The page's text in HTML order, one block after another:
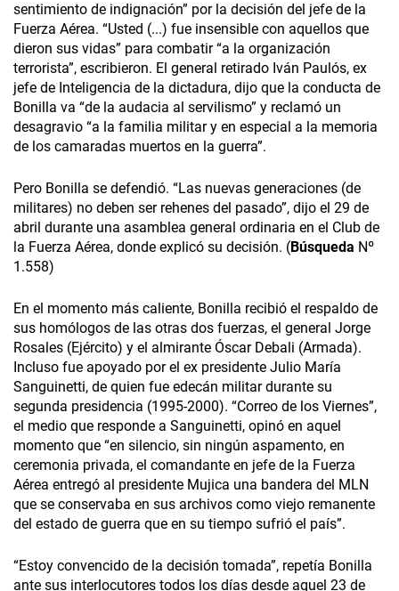
sentimiento de indignación” por la decisión del jefe de la
Fuerza Aérea. “Usted (...) fue insensible con aquellos que
dieron sus vidas” para combatir “a la organización
terrorista”, escribieron. El general retirado Iván Paulós, ex
jefe de Inteligencia de la dictadura, dijo que la conducta de
Bonilla va “de la audacia al servilismo” y reclamó un
desagravio “a la familia militar y en especial a la memoria
de los camaradas muertos en la guerra”.
Pero Bonilla se defendió. “Las nuevas generaciones (de
militares) no deben ser rehenes del pasado”, dijo el 29 de
abril durante una asamblea general ordinaria en el Club de
la Fuerza Aérea, donde explicó su decisión. (Búsqueda Nº
1.558)
En el momento más caliente, Bonilla recibió el respaldo de
sus homólogos de las otras dos fuerzas, el general Jorge
Rosales (Ejército) y el almirante Óscar Debali (Armada).
Incluso fue apoyado por el ex presidente Julio María
Sanguinetti, de quien fue edecán militar durante su
segunda presidencia (1995-2000). “Correo de los Viernes”,
el medio que responde a Sanguinetti, opinó en aquel
momento que “en silencio, sin ningún aspamento, en
ceremonia privada, el comandante en jefe de la Fuerza
Aérea entregó al presidente Mujica una bandera del MLN
que se conservaba en sus archivos como viejo remanente
del estado de guerra que en su tiempo sufrió el país”.
“Estoy convencido de la decisión tomada”, repetía Bonilla
ante sus interlocutores todos los días desde aquel 23 de